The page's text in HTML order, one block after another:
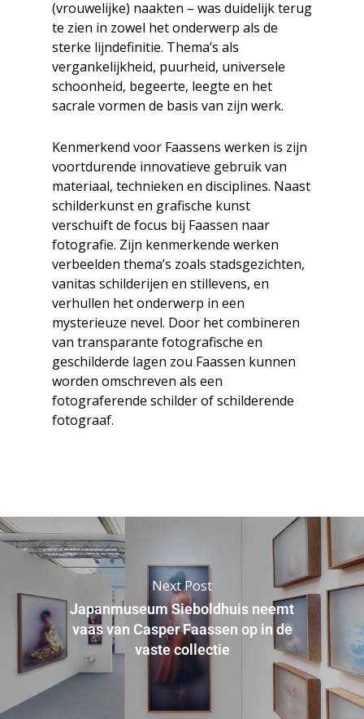
(vrouwelijke) naakten – was duidelijk terug
te zien in zowel het onderwerp als de
sterke lijndefinitie. Thema’s als
vergankelijkheid, puurheid, universele
schoonheid, begeerte, leegte en het
sacrale vormen de basis van zijn werk.
Kenmerkend voor Faassens werken is zijn
voortdurende innovatieve gebruik van
materiaal, technieken en disciplines. Naast
schilderkunst en grafische kunst
verschuift de focus bij Faassen naar
fotografie. Zijn kenmerkende werken
verbeelden thema’s zoals stadsgezichten,
vanitas schilderijen en stillevens, en
verhullen het onderwerp in een
mysterieuze nevel. Door het combineren
van transparante fotografische en
geschilderde lagen zou Faassen kunnen
worden omschreven als een
fotograferende schilder of schilderende
fotograaf.
Next Post
Japanmuseum Sieboldhuis neemt
vaas van Casper Faassen op in de
vaste collectie